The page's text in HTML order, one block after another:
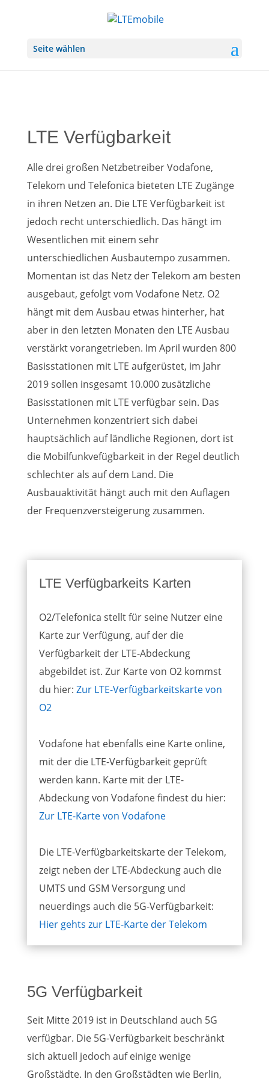
Seite wählen
LTE Verfügbarkeit
Alle drei großen Netzbetreiber Vodafone,
Telekom und Telefonica bieteten LTE Zugänge
in ihren Netzen an. Die LTE Verfügbarkeit ist
jedoch recht unterschiedlich. Das hängt im
Wesentlichen mit einem sehr
unterschiedlichen Ausbautempo zusammen.
Momentan ist das Netz der Telekom am besten
ausgebaut, gefolgt vom Vodafone Netz. O2
hängt mit dem Ausbau etwas hinterher, hat
aber in den letzten Monaten den LTE Ausbau
verstärkt vorangetrieben. Im April wurden 800
Basisstationen mit LTE aufgerüstet, im Jahr
2019 sollen insgesamt 10.000 zusätzliche
Basisstationen mit LTE verfügbar sein. Das
Unternehmen konzentriert sich dabei
hauptsächlich auf ländliche Regionen, dort ist
die Mobilfunkvefügbarkeit in der Regel deutlich
schlechter als auf dem Land. Die
Ausbauaktivität hängt auch mit den Auflagen
der Frequenzversteigerung zusammen.
LTE Verfügbarkeits Karten
O2/Telefonica stellt für seine Nutzer eine
Karte zur Verfügung, auf der die
Verfügbarkeit der LTE-Abdeckung
abgebildet ist. Zur Karte von O2 kommst
du hier: Zur LTE-Verfügbarkeitskarte von
O2
Vodafone hat ebenfalls eine Karte online,
mit der die LTE-Verfügbarkeit geprüft
werden kann. Karte mit der LTE-
Abdeckung von Vodafone findest du hier:
Zur LTE-Karte von Vodafone
Die LTE-Verfügbarkeitskarte der Telekom,
zeigt neben der LTE-Abdeckung auch die
UMTS und GSM Versorgung und
neuerdings auch die 5G-Verfügbarkeit:
Hier gehts zur LTE-Karte der Telekom
5G Verfügbarkeit
Seit Mitte 2019 ist in Deutschland auch 5G
verfügbar. Die 5G-Verfügbarkeit beschränkt
sich aktuell jedoch auf einige wenige
Großstädte. In den Großstädten wie Berlin,